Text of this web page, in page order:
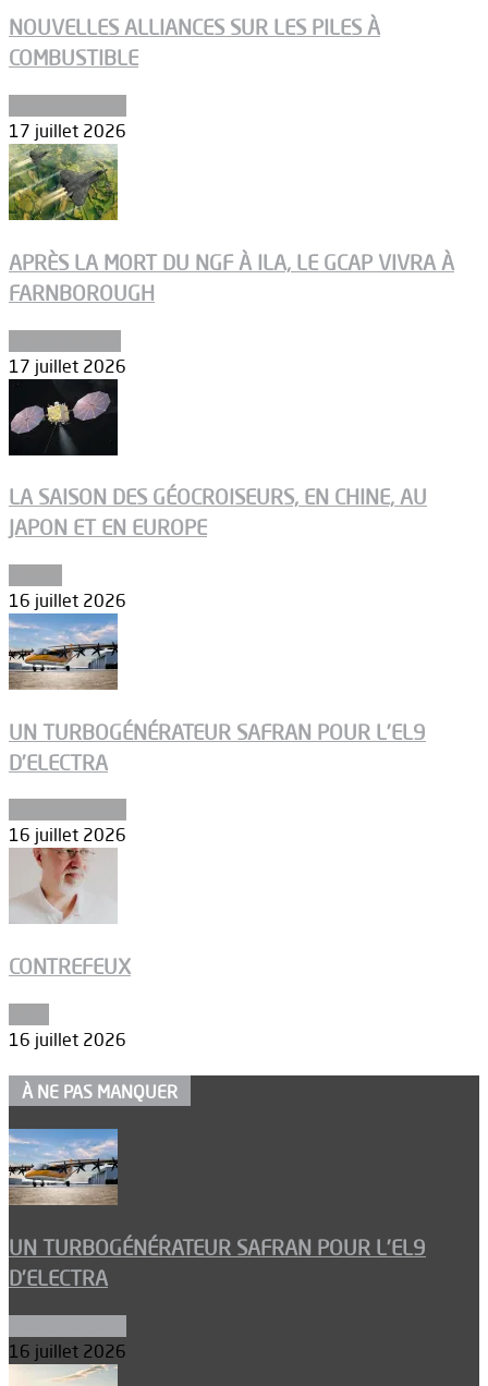
NOUVELLES ALLIANCES SUR LES PILES À
COMBUSTIBLE
17 juillet 2026
APRÈS LA MORT DU NGF À ILA, LE GCAP VIVRA À
FARNBOROUGH
17 juillet 2026
LA SAISON DES GÉOCROISEURS, EN CHINE, AU
JAPON ET EN EUROPE
16 juillet 2026
UN TURBOGÉNÉRATEUR SAFRAN POUR L’EL9
D’ELECTRA
16 juillet 2026
CONTREFEUX
16 juillet 2026
À NE PAS MANQUER
UN TURBOGÉNÉRATEUR SAFRAN POUR L’EL9
D’ELECTRA
16 juillet 2026